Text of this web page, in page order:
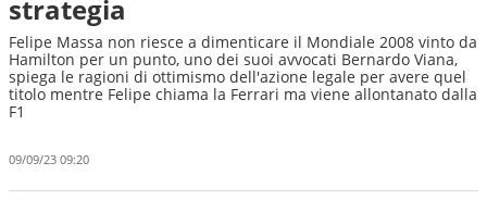
strategia
Felipe Massa non riesce a dimenticare il Mondiale 2008 vinto da
Hamilton per un punto, uno dei suoi avvocati Bernardo Viana,
spiega le ragioni di ottimismo dell'azione legale per avere quel
titolo mentre Felipe chiama la Ferrari ma viene allontanato dalla
F1
09/09/23 09:20